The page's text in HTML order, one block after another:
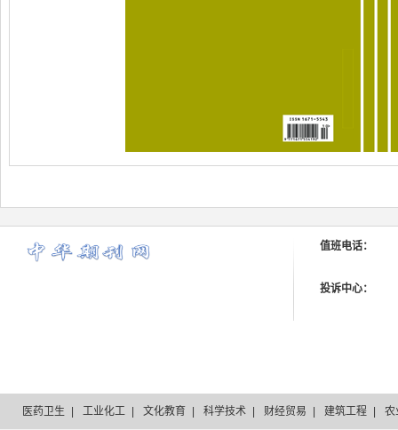
值班电话：
投诉中心：
医药卫生 工业化工 文化教育 科学技术 财经贸易 建筑工程 农